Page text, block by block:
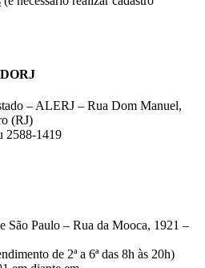
– ALERJ – Rua Dom Manuel,
(RJ)
2588-1419
São Paulo – Rua da Mooca, 1921 –
de 2ª a 6ª das 8h às 20h)